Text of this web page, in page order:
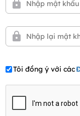
Tôi đồng ý với các